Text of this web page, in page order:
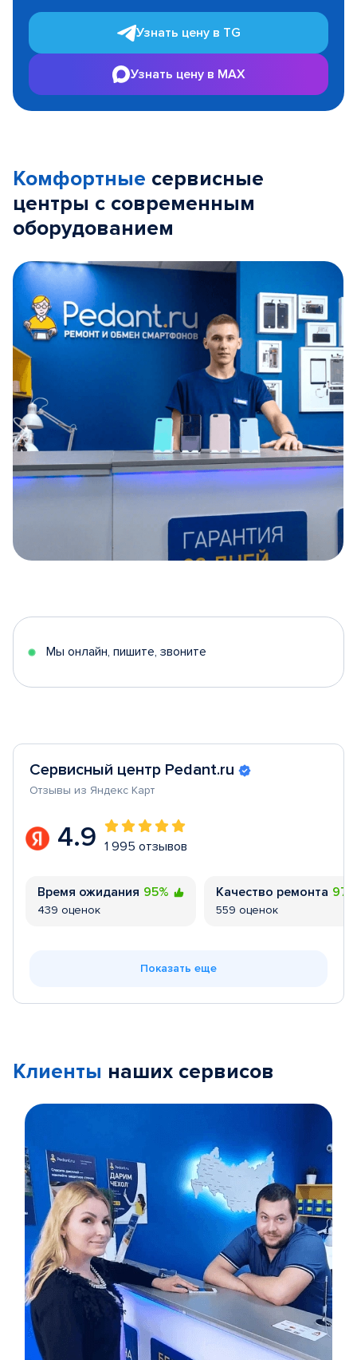
Узнать цену в TG
Узнать цену в MAX
Комфортные сервисные
центры с современным
оборудованием
5
Мы онлайн, пишите, звоните
Сервисный центр Pedant.ru
Отзывы из Яндекс Карт
4.9 1 995 отзывов
Время ожидания 95%
439 оценок
Качество ремонта
559 оценок
Показать еще
Клиенты наших сервисов